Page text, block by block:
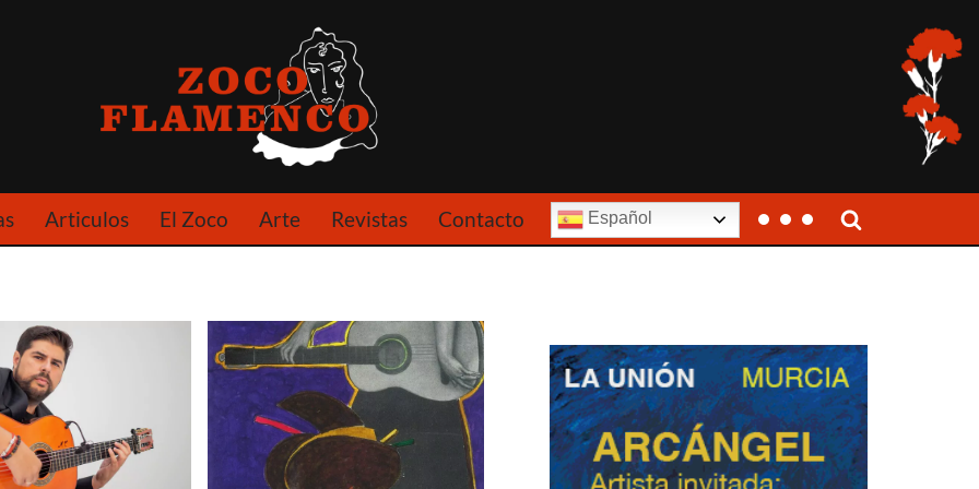
Articulos El Zoco Arte Revistas Contacto Español